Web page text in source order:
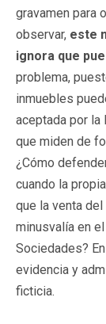
gravamen para
observar, este
ignora que
problema,
inmuebles
aceptada por
que miden de
¿Cómo
cuando la
que la venta
minusvalía en
Sociedades?
evidencia y
ficticia.